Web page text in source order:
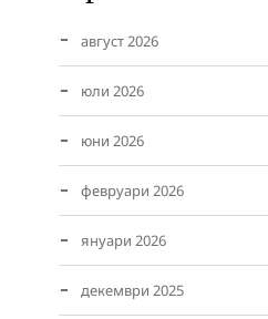
август 2026
юли 2026
юни 2026
февруари 2026
януари 2026
декември 2025